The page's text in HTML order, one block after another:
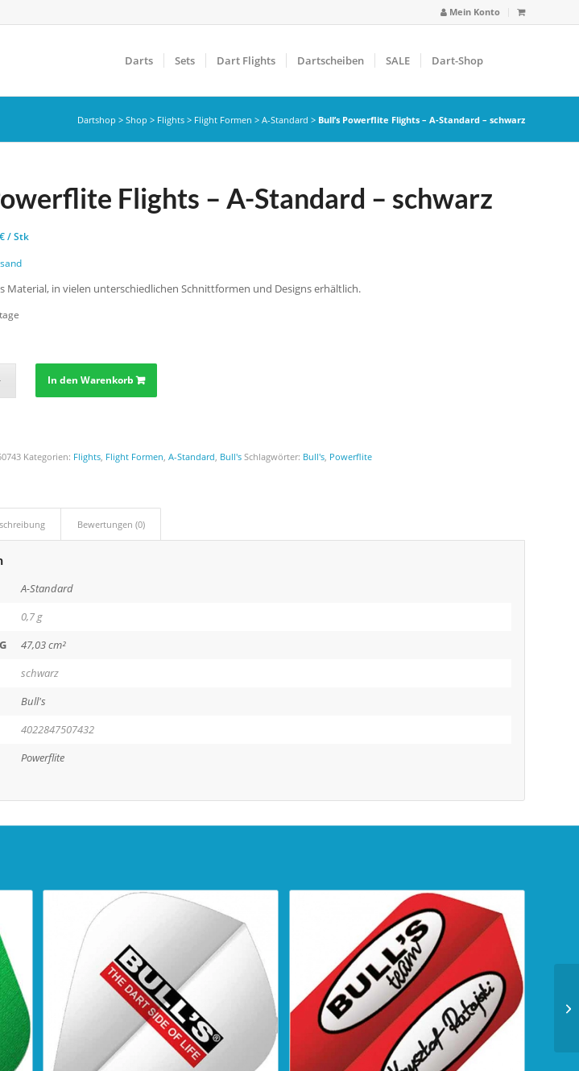
Mein Konto
Darts Sets Dart Flights Dartscheiben SALE Dart-Shop
Dartshop > Shop > Flights > Flight Formen > A-Standard > Bull’s Powerflite Flights – A-Standard – schwarz
Flights – A-Standard – schwarz
€/Stk
Material, in vielen unterschiedlichen Schnittformen und Designs erhältlich.
In den Warenkorb
Kategorien: Flights Flight Formen ,A-Standard Bull's Schlagwörter: Bull's Powerflite
Bewertungen (0)
A-Standard
0,7 g
47,03 cm²
schwarz
Bull's
4022847507432
Powerflite